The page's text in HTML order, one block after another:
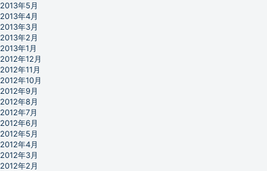
2013年5月
2013年4月
2013年3月
2013年2月
2013年1月
2012年12月
2012年11月
2012年10月
2012年9月
2012年8月
2012年7月
2012年6月
2012年5月
2012年4月
2012年3月
2012年2月